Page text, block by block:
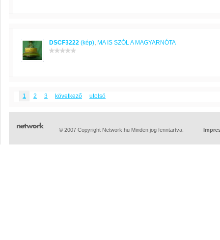
DSCF3222 (kép), MA IS SZÓL A MAGYARNÓTA
1 2 3 következő utolsó
© 2007 Copyright Network.hu Minden jog fenntartva.